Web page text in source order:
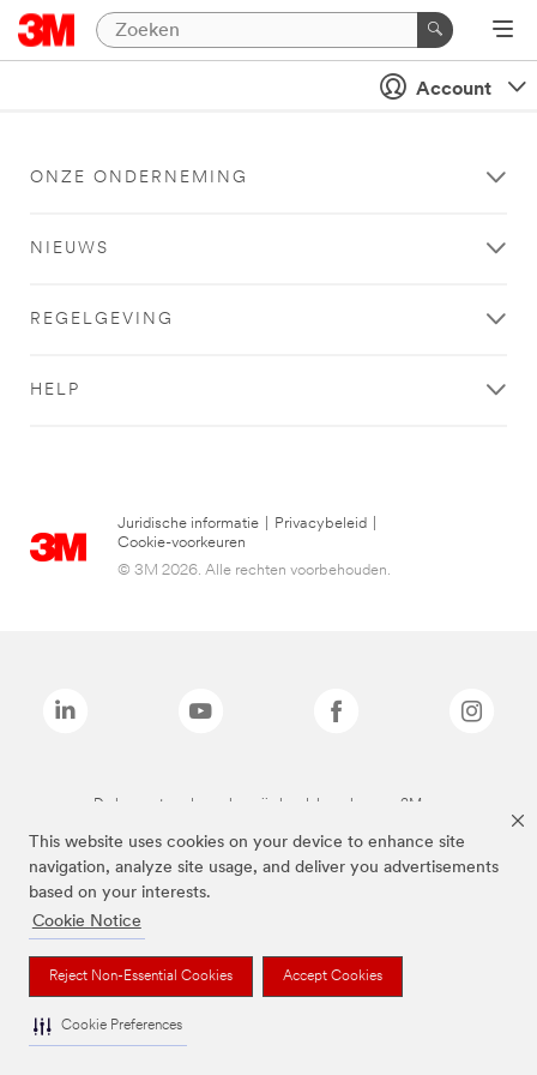
This website uses cookies on your device to enhance site
navigation, analyze site usage, and deliver you advertisements
based on your interests.
Cookie Notice
Reject Non-Essential Cookies Accept Cookies
Cookie Preferences
Account
ONZE ONDERNEMING
NIEUWS
REGELGEVING
HELP
Juridische informatie Privacybeleid
Cookie-voorkeuren
© 3M 2026. Alle rechten voorbehouden.
De bovenstaande merken zijn handelsmerken van 3M.we